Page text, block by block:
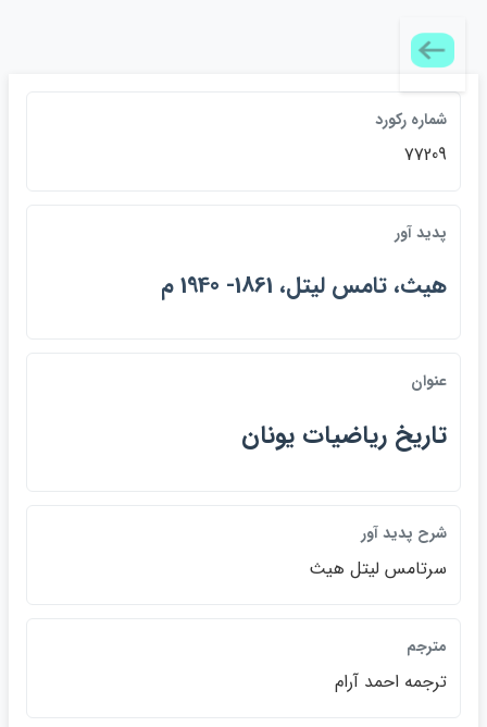
شماره ركورد
77209
پديد آور
هيث، تامس ليتل، 1861- 1940 م
عنوان
تاريخ رياضيات يونان
شرح پديد آور
سرتامس ليتل هيث
مترجم
ترجمه احمد آرام